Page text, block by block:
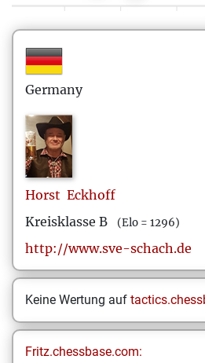
Germany
Horst Eckhoff
Kreisklasse B
(Elo = 1296)
http://www.sve-schach.de
Keine Wertung auf
Fritz.chessbase.com: